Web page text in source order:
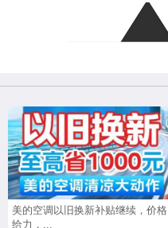
美的空调以旧换新补贴继续，价格
给力，...